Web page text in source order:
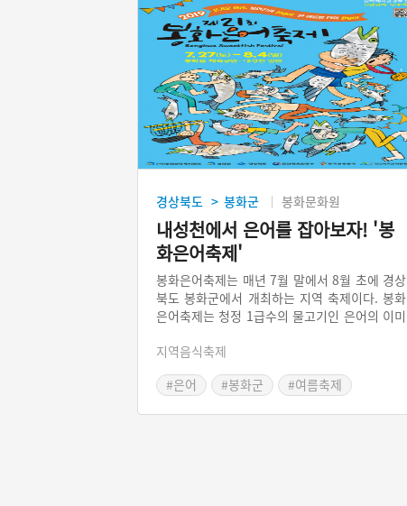
경상북도 > 봉화군 봉화문화원
내성천에서 은어를 잡아보자! '봉
화은어축제'
봉화은어축제는 매년 7월 말에서 8월 초에 경상
북도 봉화군에서 개최하는 지역 축제이다. 봉화
은어축제는 청정 1급수의 물고기인 은어의 이미
행한다. 은어 반두잡이와 맨손잡이, 은어구이체
더위가 기승을 부리는 한여름에 더위를 잊으며
지역음식축제
#은어
#봉화군
#여름축제